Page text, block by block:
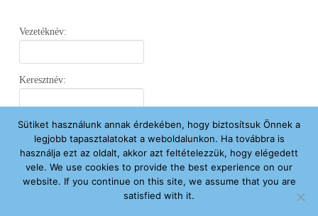
Vezetéknév:
Keresztnév:
Email:
Elfogadom az Adatvédelmi Nyilatkozatot.
Sütiket használunk annak érdekében, hogy biztosítsuk Önnek a
legjobb tapasztalatokat a weboldalunkon. Ha továbbra is
használja ezt az oldalt, akkor azt feltételezzük, hogy elégedett
vele. We use cookies to provide the best experience on our
website. If you continue on this site, we assume that you are
satisfied with it.